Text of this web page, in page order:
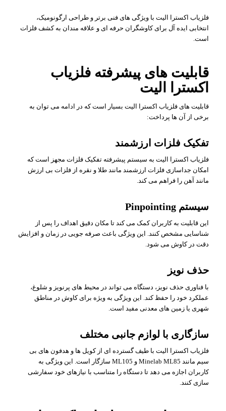
فلزیاب اکسترا الیت با ویژگی های فنی برتر و طراحی ارگونومیک،
انتخابی ایده آل برای کاوشگران حرفه ای و علاقه مندان به کشف فلزات
است.
قابلیت های پیشرفته فلزیاب
اکسترا الیت
قابلیت های فلزیاب اکسترا الیت بسیار است که در ادامه می توان به
برخی از آن ها پرداخت:
تفکیک فلزات ارزشمند
فلزیاب اکسترا الیت به سیستم پیشرفته تفکیک فلزات مجهز است که
امکان جداسازی فلزات ارزشمند مانند طلا و نقره از فلزات بی ارزش
مانند آهن را فراهم می کند.
سیستم Pinpointing
این قابلیت به کاربران کمک می کند تا مکان دقیق اهداف را پس از
شناسایی مشخص کنند. این ویژگی باعث صرفه جویی در زمان و افزایش
دقت در کاوش می شود.
حذف نویز
با فناوری حذف نویز، دستگاه می تواند در محیط های پرنویز و شلوغ،
عملکرد خود را حفظ کند. این ویژگی به ویژه برای کاوش در مناطق
شهری یا زمین های معدنی مفید است.
سازگاری با لوازم جانبی مختلف
فلزیاب اکسترا الیت با طیف گسترده ای از کویل ها و هدفون های بی
سیم مانند Minelab ML85 و ML105 سازگار است. این ویژگی به
کاربران اجازه می دهد تا دستگاه را متناسب با نیازهای خود سفارشی
سازی کنند.